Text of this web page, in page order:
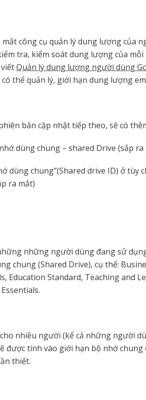
công cụ quản lý dung lượng của
tra, kiểm soát dung lượng của
Quản lý dung lượng người dùng
thể quản lý, giới hạn dung lượng
bản cập nhật tiếp theo, sẽ có
dùng chung – shared Drive (sắp ra
dùng chung”(Shared drive ID) ở tùy
ra mắt)
những người dùng đang sử
chung (Shared Drive), cụ thể:
Education Standard, Teaching and
nhiều người (kể cả những người
được tính vào giới hạn bộ nhớ chung
thiết.